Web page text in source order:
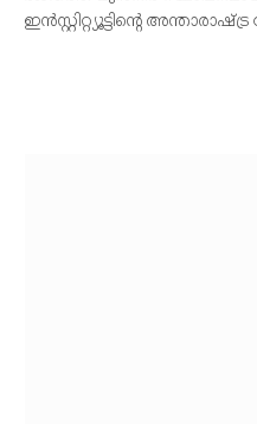
ഇന്‍സ്റ്റിറ്റ്യൂട്ടിന്റെ